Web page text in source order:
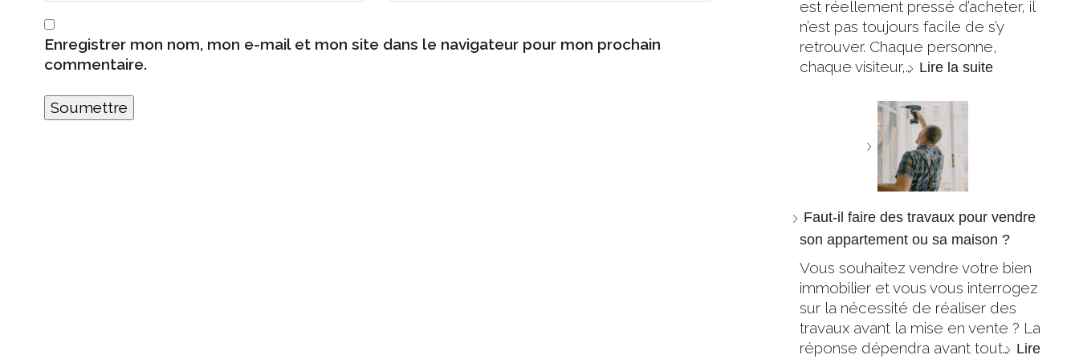
Enregistrer mon nom, mon e-mail et mon site dans le navigateur pour mon prochain
commentaire.
est réellement pressé d’acheter, il
n’est pas toujours facile de s’y
retrouver. Chaque personne,
chaque visiteur,… Lire la suite
Faut-il faire des travaux pour vendre
son appartement ou sa maison ?
Vous souhaitez vendre votre bien
immobilier et vous vous interrogez
sur la nécessité de réaliser des
travaux avant la mise en vente ? La
réponse dépendra avant tout… Lire